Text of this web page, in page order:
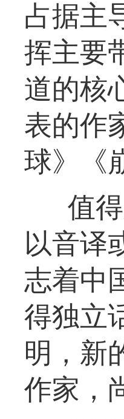
占据主
挥主要
道的核
表的作
球》《
值
以音译
志着中
得独立
明，新
作家，